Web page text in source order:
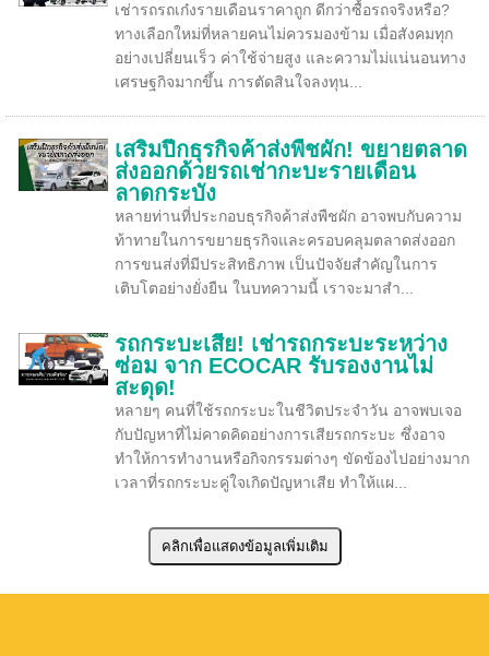
เช่ารถรถเก๋งรายเดือนราคาถูก ดีกว่าซื้อรถจริงหรือ?
ทางเลือกใหม่ที่หลายคนไม่ควรมองข้าม เมื่อสังคมทุก
อย่างเปลี่ยนเร็ว ค่าใช้จ่ายสูง และความไม่แน่นอนทาง
เศรษฐกิจมากขึ้น การตัดสินใจลงทุน...
เสริมปีกธุรกิจค้าส่งพืชผัก! ขยายตลาด
ส่งออกด้วยรถเช่ากะบะรายเดือน
ลาดกระบัง
หลายท่านที่ประกอบธุรกิจค้าส่งพืชผัก อาจพบกับความ
ท้าทายในการขยายธุรกิจและครอบคลุมตลาดส่งออก
การขนส่งที่มีประสิทธิภาพ เป็นปัจจัยสำคัญในการ
เติบโตอย่างยั่งยืน ในบทความนี้ เราจะมาสำ...
รถกระบะเสีย! เช่ารถกระบะระหว่าง
ซ่อม จาก ECOCAR รับรองงานไม่
สะดุด!
หลายๆ คนที่ใช้รถกระบะในชีวิตประจำวัน อาจพบเจอ
กับปัญหาที่ไม่คาดคิดอย่างการเสียรถกระบะ ซึ่งอาจ
ทำให้การทำงานหรือกิจกรรมต่างๆ ขัดข้องไปอย่างมาก
เวลาที่รถกระบะคู่ใจเกิดปัญหาเสีย ทำให้แผ...